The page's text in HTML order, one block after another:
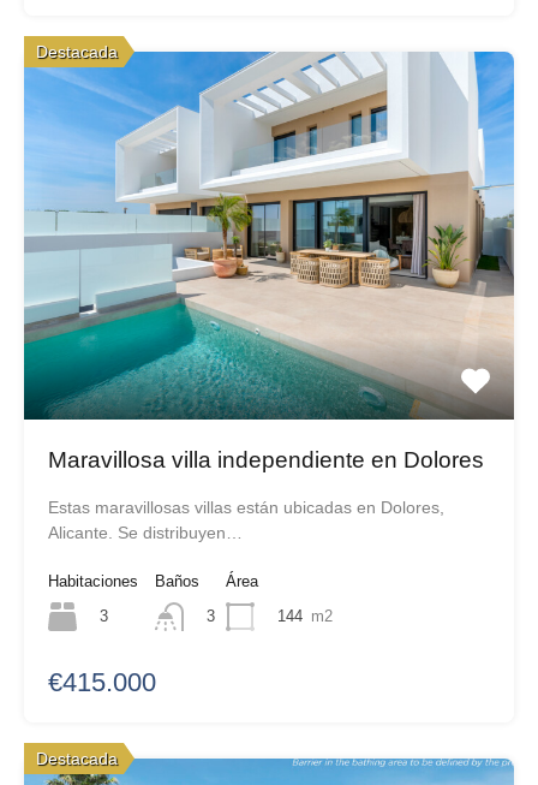
Destacada
Maravillosa villa independiente en Dolores
Estas maravillosas villas están ubicadas en Dolores,
Alicante. Se distribuyen…
Habitaciones
3
Baños
3
Área
144 m2
€415.000
Destacada